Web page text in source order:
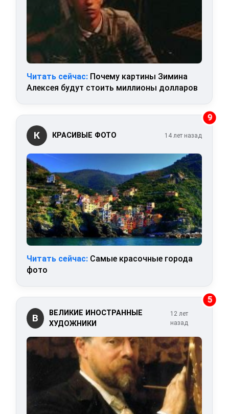
Читать сейчас: Почему картины Зимина
Алексея будут стоить миллионы долларов
9
К КРАСИВЫЕ ФОТО 14 лет назад
Читать сейчас: Самые красочные города
фото
5
В
ВЕЛИКИЕ ИНОСТРАННЫЕ
ХУДОЖНИКИ
12 лет
назад